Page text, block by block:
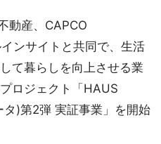
動産、CAPCO
ンサイトと共同で、生活
て暮らしを向上させる業
ロジェクト「HAUS
)第2弾 実証事業」を開始